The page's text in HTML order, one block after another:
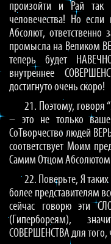
произойти и Рай так
человечества! Но
Абсолют,
промысла на Великом
теперь будет
внутреннее
достигнуто очень скоро!
21. Поэтому,
– это не только
СоТворчество людей
соответствует Моим
Самим Отцом
22. Поверьте, Я
более представителям
сейчас говорю эти
(Гипербореям),
СОВЕРШЕНСТВА для того,